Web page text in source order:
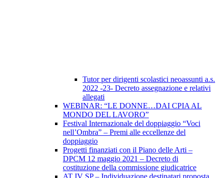
Tutor per dirigenti scolastici neoassunti a.s.
2022 -23- Decreto assegnazione e relativi
allegati
WEBINAR: “LE DONNE…DAI CPIA AL
MONDO DEL LAVORO”
Festival Internazionale del doppiaggio “Voci
nell’Ombra” – Premi alle eccellenze del
doppiaggio
Progetti finanziati con il Piano delle Arti –
DPCM 12 maggio 2021 – Decreto di
costituzione della commissione giudicatrice